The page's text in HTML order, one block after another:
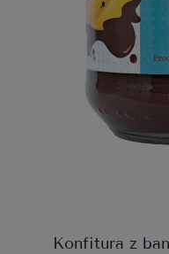
Konfitura z